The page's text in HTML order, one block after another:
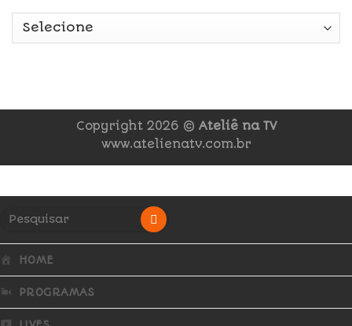
Copyright 2026 © Ateliê na TV
www.atelienatv.com.br
HOME
PROGRAMAS